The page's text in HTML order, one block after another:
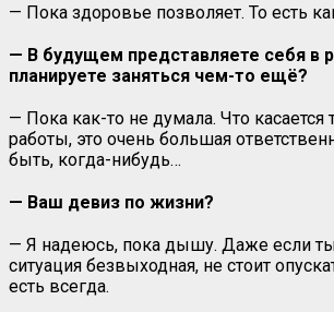
— Пока здоровье позволяет. То есть
— В будущем представляете себя в
планируете заняться чем-то ещё?
— Пока как-то не думала. Что касается
работы, это очень большая
быть, когда-нибудь…
— Ваш девиз по жизни?
— Я надеюсь, пока дышу. Даже если
ситуация безвыходная, не стоит
есть всегда.